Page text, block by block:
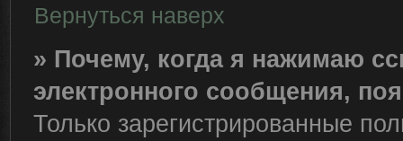
Вернуться наверх
» Почему, когда я нажимаю
электронного сообщения,
Только зарегистрированные